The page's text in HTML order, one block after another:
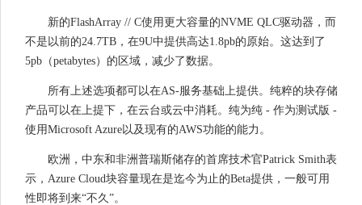
新的FlashArray // C使用更大容量的NVME QLC驱动器，而
不是以前的24.7TB，在9U中提供高达1.8pb的原始。这达到了
5pb（petabytes）的区域，减少了数据。
所有上述选项都可以在AS-服务基础上提供。纯粹的块存储
产品可以在上提下，在云台或云中消耗。纯为纯 - 作为测试版 -
使用Microsoft Azure以及现有的AWS功能的能力。
欧洲，中东和非洲普瑞斯储存的首席技术官Patrick Smith表
示，Azure Cloud块容量现在是迄今为止的Beta提供，一般可用
性即将到来“不久”。